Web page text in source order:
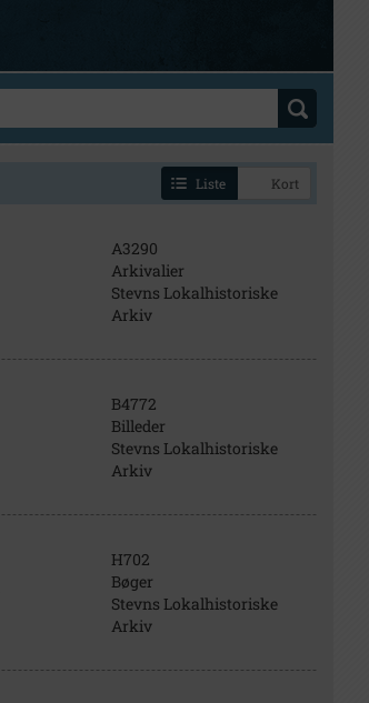
Liste Kort
A3290
Arkivalier
Stevns Lokalhistoriske
Arkiv
B4772
Billeder
Stevns Lokalhistoriske
Arkiv
H702
Bøger
Stevns Lokalhistoriske
Arkiv